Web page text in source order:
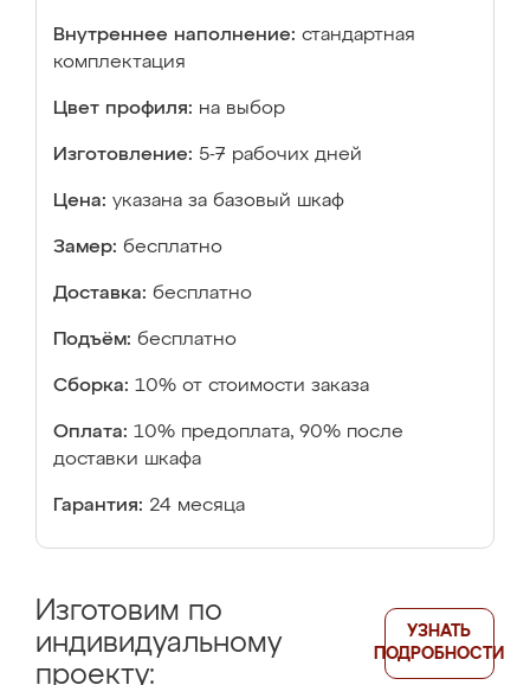
Внутреннее наполнение: стандартная
комплектация
Цвет профиля: на выбор
Изготовление: 5-7 рабочих дней
Цена: указана за базовый шкаф
Замер: бесплатно
Доставка: бесплатно
Подъём: бесплатно
Сборка: 10% от стоимости заказа
Оплата: 10% предоплата, 90% после
доставки шкафа
Гарантия: 24 месяца
Изготовим по
индивидуальному
проекту:
УЗНАТЬ
ПОДРОБНОСТИ